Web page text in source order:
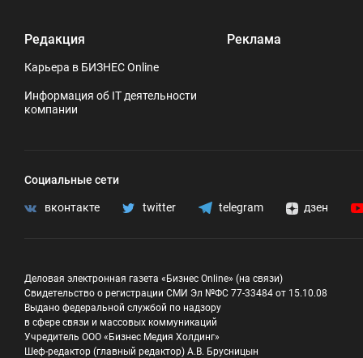
Редакция
Карьера в БИЗНЕС Online
Информация об IT деятельности
компании
Реклама
Социальные сети
вконтакте twitter telegram дзен
Деловая электронная газета «Бизнес Online» (на связи)
Свидетельство о регистрации СМИ Эл №ФС 77-33484 от 15.10.08
Выдано федеральной службой по надзору
в сфере связи и массовых коммуникаций
Учредитель ООО «Бизнес Медия Холдинг»
Шеф-редактор (главный редактор) А.В. Брусницын